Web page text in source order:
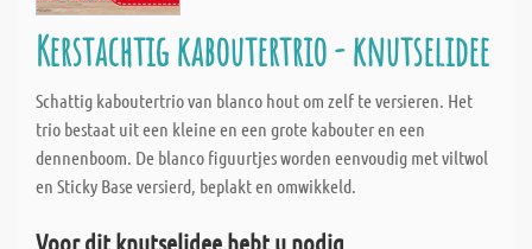
Kerstachtig kaboutertrio - knutselidee
Schattig kaboutertrio van blanco hout om zelf te versieren. Het
trio bestaat uit een kleine en een grote kabouter en een
dennenboom. De blanco figuurtjes worden eenvoudig met viltwol
en Sticky Base versierd, beplakt en omwikkeld.
Voor dit knutselidee hebt u nodig